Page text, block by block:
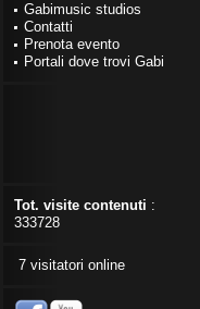
Gabimusic studios
Contatti
Prenota evento
Portali dove trovi Gabi
Tot. visite contenuti :
333728
7 visitatori online